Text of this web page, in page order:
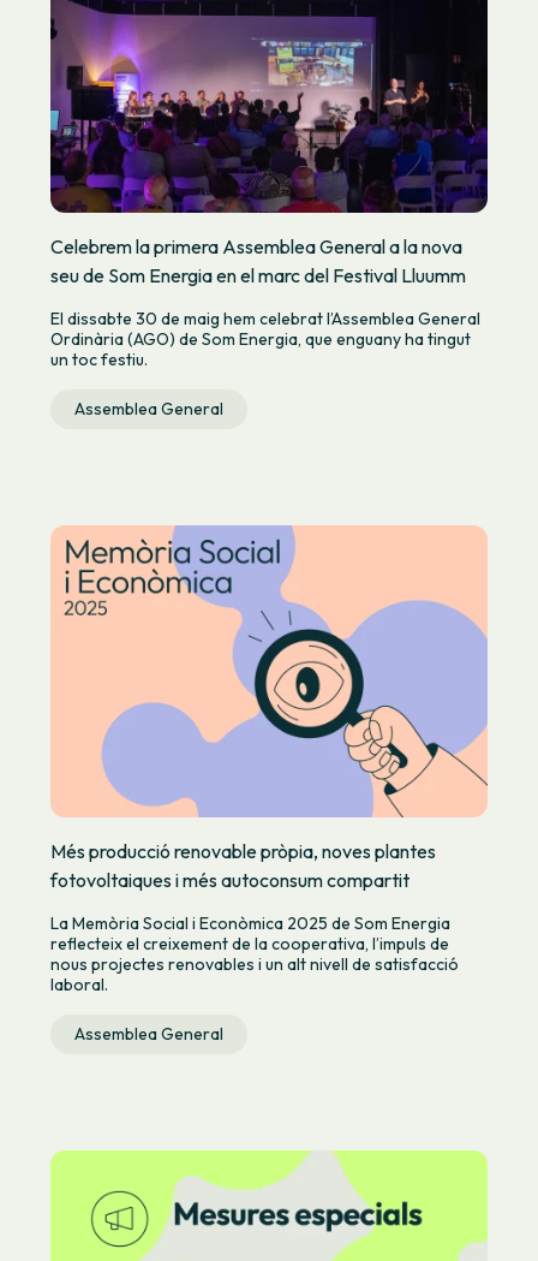
Celebrem la primera Assemblea General a la nova
seu de Som Energia en el marc del Festival Lluumm
El dissabte 30 de maig hem celebrat l’Assemblea General
Ordinària (AGO) de Som Energia, que enguany ha tingut
un toc festiu.
Assemblea General
Més producció renovable pròpia, noves plantes
fotovoltaiques i més autoconsum compartit
La Memòria Social i Econòmica 2025 de Som Energia
reflecteix el creixement de la cooperativa, l’impuls de
nous projectes renovables i un alt nivell de satisfacció
laboral.
Assemblea General